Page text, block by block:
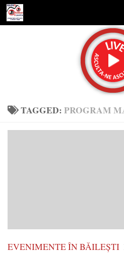
Skip to content
TAGGED:PROGRAM
EVENIMENTE ÎN BĂILEȘTI